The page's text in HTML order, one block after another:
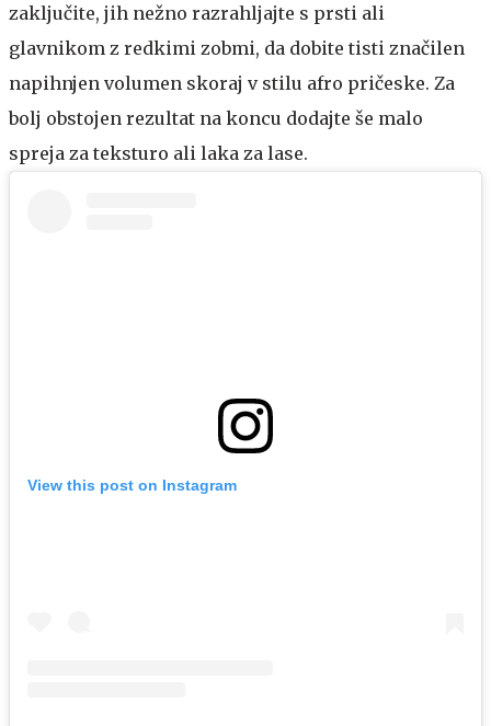
zaključite, jih nežno razrahljajte s prsti ali
glavnikom z redkimi zobmi, da dobite tisti značilen
napihnjen volumen skoraj v stilu afro pričeske. Za
bolj obstojen rezultat na koncu dodajte še malo
spreja za teksturo ali laka za lase.
View this post on Instagram